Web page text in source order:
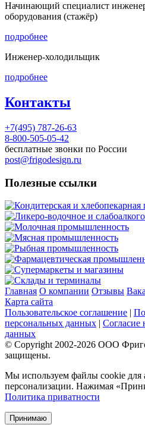
Начинающий специалист
оборудования (стажёр)
подробнее
Инженер-холодильщик
подробнее
Контакты
+7(495) 787-26-63
8-800-505-05-42
бесплатные звонки по России
post@frigodesign.ru
Полезные ссылки
Кондитерская и
Ликеро-водочное и
Молочная промышленность
Мясная промышленность
Рыбная промышленность
Фармацевтическая
Супермаркеты и магазины
Склады и терминалы
Главная О компании Отзывы
Карта сайта
Пользовательское соглашение |
персональных данных | Согласие
данных
© Copyright 2002-2026 ООО
защищены.
Мы используем файлы cookie для
персонализации. Нажимая
Политика приватности
Принимаю